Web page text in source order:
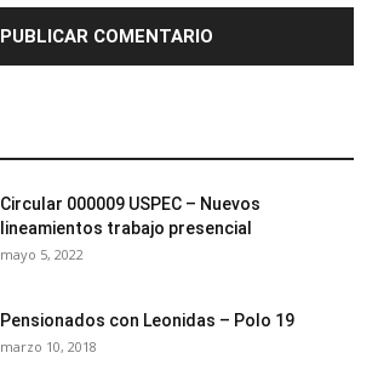
Circular 000009 USPEC – Nuevos
lineamientos trabajo presencial
mayo 5, 2022
Pensionados con Leonidas – Polo 19
marzo 10, 2018